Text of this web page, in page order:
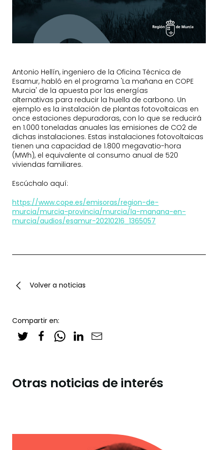
Antonio Hellín, ingeniero de la Oficina Técnica de
Esamur, habló en el programa 'La mañana en COPE
Murcia' de la apuesta por las energías
alternativas para reducir la huella de carbono. Un
ejemplo es la instalación de plantas fotovoltaicas en
once estaciones depuradoras, con lo que se reducirá
en 1.000 toneladas anuales las emisiones de CO2 de
dichas instalaciones. Estas instalaciones fotovoltaicas
tienen una capacidad de 1.800 megavatio-hora
(MWh), el equivalente al consumo anual de 520
viviendas familiares.
Escúchalo aquí:
https://www.cope.es/emisoras/region-de-
murcia/murcia-provincia/murcia/la-manana-en-
murcia/audios/esamur-20210216_1365057
Volver a noticias
Compartir en:
Otras noticias de interés